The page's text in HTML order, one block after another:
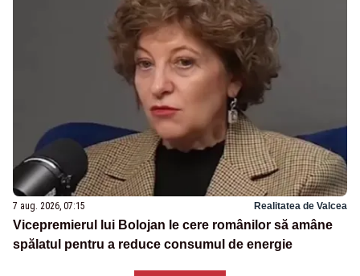
7 aug. 2026, 07:15 Realitatea de Valcea
Vicepremierul lui Bolojan le cere românilor să amâne
spălatul pentru a reduce consumul de energie